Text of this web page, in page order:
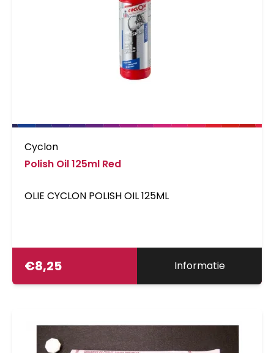
Cyclon
Polish Oil 125ml Red
OLIE CYCLON POLISH OIL 125ML
€8,25 Informatie